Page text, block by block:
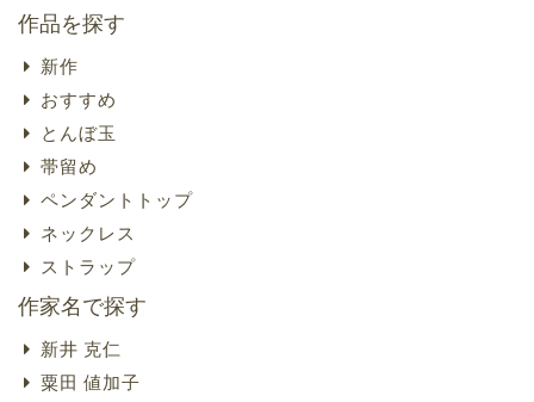
作品を探す
新作
おすすめ
とんぼ玉
帯留め
ペンダントトップ
ネックレス
ストラップ
作家名で探す
新井 克仁
粟田 値加子